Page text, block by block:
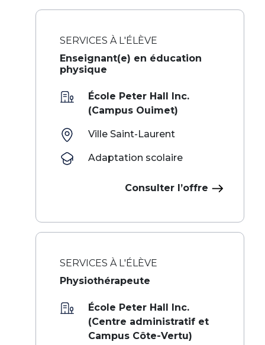
SERVICES À L'ÉLÈVE
Enseignant(e) en éducation
physique
École Peter Hall Inc.
(Campus Ouimet)
Ville Saint-Laurent
Adaptation scolaire
Consulter l’offre
SERVICES À L'ÉLÈVE
Physiothérapeute
École Peter Hall Inc.
(Centre administratif et
Campus Côte-Vertu)